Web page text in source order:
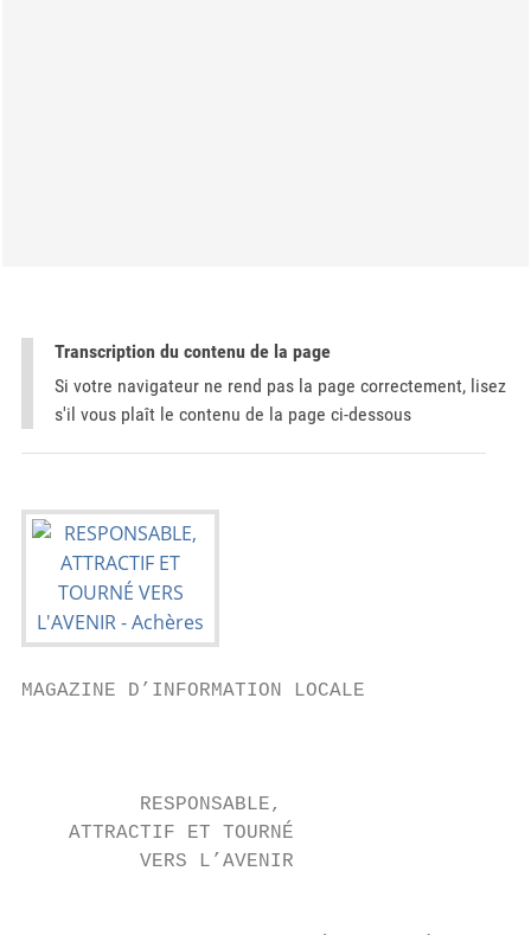
Transcription du contenu de la page
Si votre navigateur ne rend pas la page correctement, lisez
s'il vous plaît le contenu de la page ci-dessous
MAGAZINE D’INFORMATION LOCALE
          RESPONSABLE,
    ATTRACTIF ET TOURNÉ
          VERS L’AVENIR